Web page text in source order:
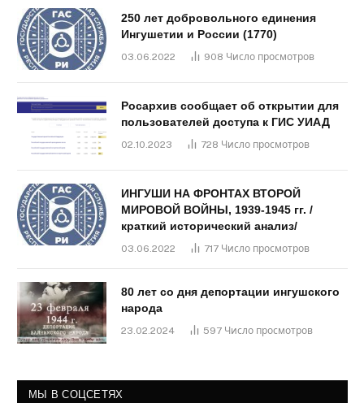
250 лет добровольного единения
Ингушетии и России (1770)
03.06.2022 908 Число просмотров
Росархив сообщает об открытии для
пользователей доступа к ГИС УИАД
02.10.2023 728 Число просмотров
ИНГУШИ НА ФРОНТАХ ВТОРОЙ
МИРОВОЙ ВОЙНЫ, 1939-1945 гг. /
краткий исторический анализ/
03.06.2022 717 Число просмотров
80 лет со дня депортации ингушского
народа
23.02.2024 597 Число просмотров
МЫ В СОЦСЕТЯХ